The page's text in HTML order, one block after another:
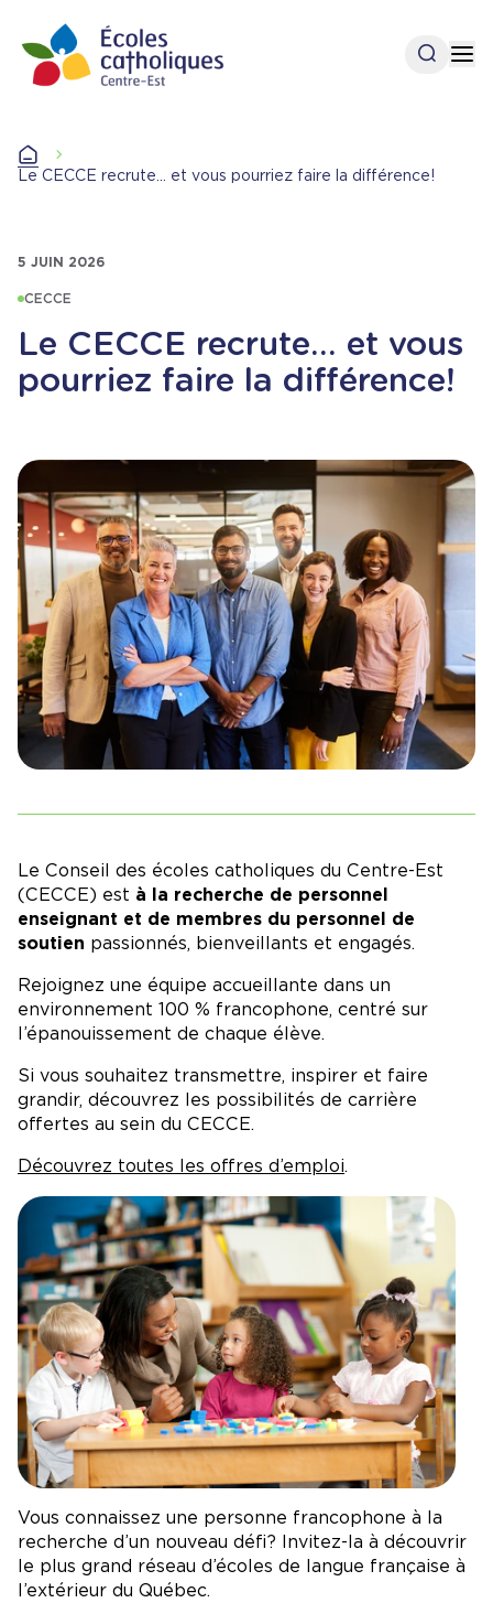
contenu
principal
Ouvrir
Accueil
Le CECCE recrute… et vous pourriez faire la différence!
5 JUIN 2026
CECCE
Le CECCE recrute… et vous
pourriez faire la différence!
Le Conseil des écoles catholiques du Centre-Est
(CECCE) est à la recherche de personnel
enseignant et de membres du personnel de
soutien passionnés, bienveillants et engagés.
Rejoignez une équipe accueillante dans un
environnement 100 % francophone, centré sur
l’épanouissement de chaque élève.
Si vous souhaitez transmettre, inspirer et faire
grandir, découvrez les possibilités de carrière
offertes au sein du CECCE.
Découvrez toutes les offres d’emploi.
Image
Vous connaissez une personne francophone à la
recherche d’un nouveau défi? Invitez-la à découvrir
le plus grand réseau d’écoles de langue française à
l’extérieur du Québec.